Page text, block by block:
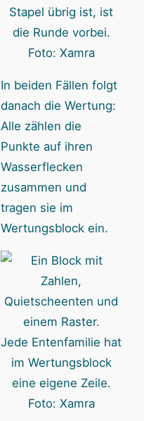
Stapel übrig ist, ist
die Runde vorbei.
Foto: Xamra
In beiden Fällen folgt
danach die Wertung:
Alle zählen die
Punkte auf ihren
Wasserflecken
zusammen und
tragen sie im
Wertungsblock ein.
Jede Entenfamilie hat
im Wertungsblock
eine eigene Zeile.
Foto: Xamra